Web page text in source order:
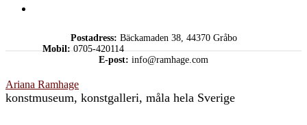
Postadress: Bäckamaden 38, 44370 Gråbo
Mobil:0705-420114
E-post: info@ramhage.com
Ariana Ramhage
konstmuseum, konstgalleri, måla hela Sverige